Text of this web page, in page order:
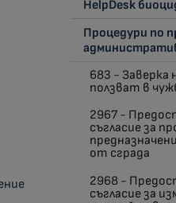
HelpDesk
Процедури по
683 - Заверка
ползват в
2967 -
съгласие за
от сграда
2968 -
съгласие за